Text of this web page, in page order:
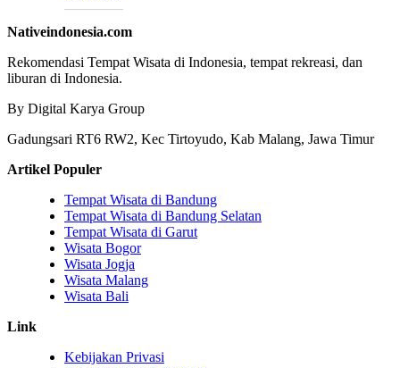
Nativeindonesia.com
Rekomendasi Tempat Wisata di Indonesia, tempat rekreasi, dan
liburan di Indonesia.
By Digital Karya Group
Gadungsari RT6 RW2, Kec Tirtoyudo, Kab Malang, Jawa Timur
Artikel Populer
Tempat Wisata di Bandung
Tempat Wisata di Bandung Selatan
Tempat Wisata di Garut
Wisata Bogor
Wisata Jogja
Wisata Malang
Wisata Bali
Link
Kebijakan Privasi